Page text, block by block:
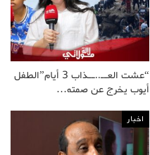
“عشت العــ..ــذاب 3 أيام”الطفل
أيوب يخرج عن صمته…
اخبار